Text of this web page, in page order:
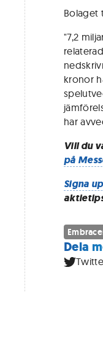
Bolaget
"7,2
kronor
har
Vill du
på
Signa
Dela